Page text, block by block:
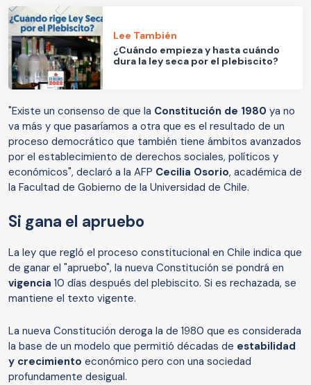
Lee También
¿Cuándo empieza y hasta cuándo
dura la ley seca por el plebiscito?
"Existe un consenso de que la Constitución de 1980 ya no
va más y que pasaríamos a otra que es el resultado de un
proceso democrático que también tiene ámbitos avanzados
por el establecimiento de derechos sociales, políticos y
económicos", declaró a la AFP Cecilia Osorio, académica de
la Facultad de Gobierno de la Universidad de Chile.
Si gana el apruebo
La ley que regló el proceso constitucional en Chile indica que
de ganar el "apruebo", la nueva Constitución se pondrá en
vigencia 10 días después del plebiscito. Si es rechazada, se
mantiene el texto vigente.
La nueva Constitución deroga la de 1980 que es considerada
la base de un modelo que permitió décadas de estabilidad
y crecimiento económico pero con una sociedad
profundamente desigual.